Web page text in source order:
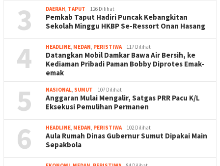
3 DAERAH, TAPUT 126 Dilihat
Pemkab Taput Hadiri Puncak Kebangkitan
Sekolah Minggu HKBP Se-Ressort Onan Hasang
4 HEADLINE, MEDAN, PERISTIWA 117 Dilihat
Datangkan Mobil Damkar Bawa Air Bersih, ke
Kediaman Pribadi Paman Bobby Diprotes Emak-
emak
5 NASIONAL, SUMUT 107 Dilihat
Anggaran Mulai Mengalir, Satgas PRR Pacu K/L
Eksekusi Pemulihan Permanen
6 HEADLINE, MEDAN, PERISTIWA 102 Dilihat
Aula Rumah Dinas Gubernur Sumut Dipakai Main
Sepakbola